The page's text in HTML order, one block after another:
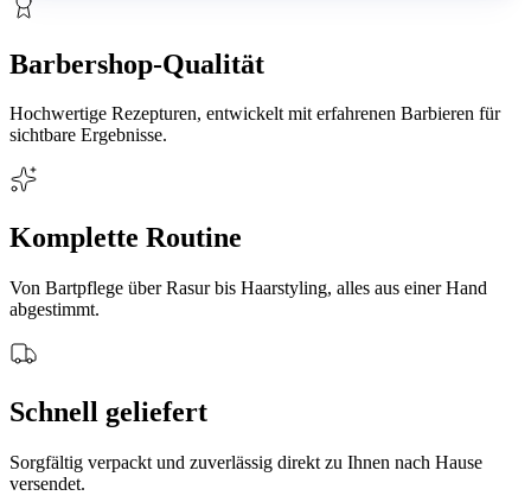
Barbershop-Qualität
Hochwertige Rezepturen, entwickelt mit erfahrenen Barbieren für
sichtbare Ergebnisse.
Komplette Routine
Von Bartpflege über Rasur bis Haarstyling, alles aus einer Hand
abgestimmt.
Schnell geliefert
Sorgfältig verpackt und zuverlässig direkt zu Ihnen nach Hause
versendet.